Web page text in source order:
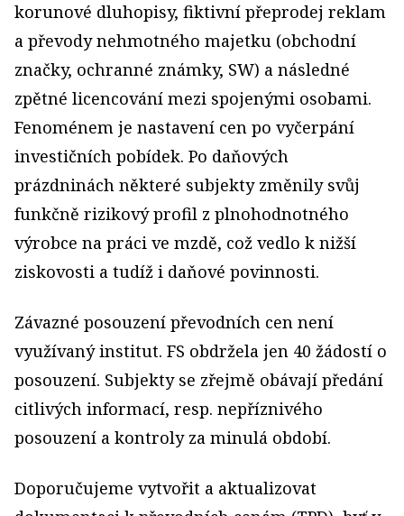
korunové dluhopisy, fiktivní přeprodej reklam
a převody nehmotného majetku (obchodní
značky, ochranné známky, SW) a následné
zpětné licencování mezi spojenými osobami.
Fenoménem je nastavení cen po vyčerpání
investičních pobídek. Po daňových
prázdninách některé subjekty změnily svůj
funkčně rizikový profil z plnohodnotného
výrobce na práci ve mzdě, což vedlo k nižší
ziskovosti a tudíž i daňové povinnosti.
Závazné posouzení převodních cen není
využívaný institut. FS obdržela jen 40 žádostí o
posouzení. Subjekty se zřejmě obávají předání
citlivých informací, resp. nepříznivého
posouzení a kontroly za minulá období.
Doporučujeme vytvořit a aktualizovat